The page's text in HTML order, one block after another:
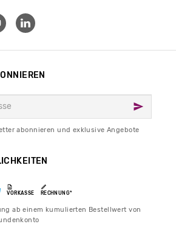
abonnieren und exklusive Angebote
VORKASSE RECHNUNG*
ab einem kumulierten Bestellwert von